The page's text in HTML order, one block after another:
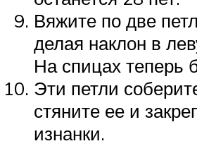
Вяжите по две
делая наклон в
На спицах теперь
Эти петли
стяните ее и
изнанки.